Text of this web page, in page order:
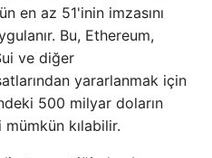
en az 51'inin imzasını
Bu, Ethereum,
ve diğer
yararlanmak için
500 milyar doların
kılabilir.